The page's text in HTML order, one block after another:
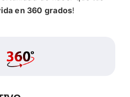
en 360 grados!